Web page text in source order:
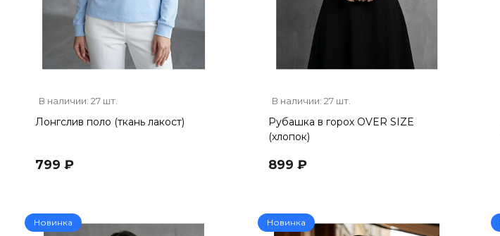
В наличии: 27 шт.
Лонгслив поло (ткань лакост)
799 ₽
В наличии: 27 шт.
Рубашка в горох OVER SIZE
(хлопок)
899 ₽
Новинка Новинка